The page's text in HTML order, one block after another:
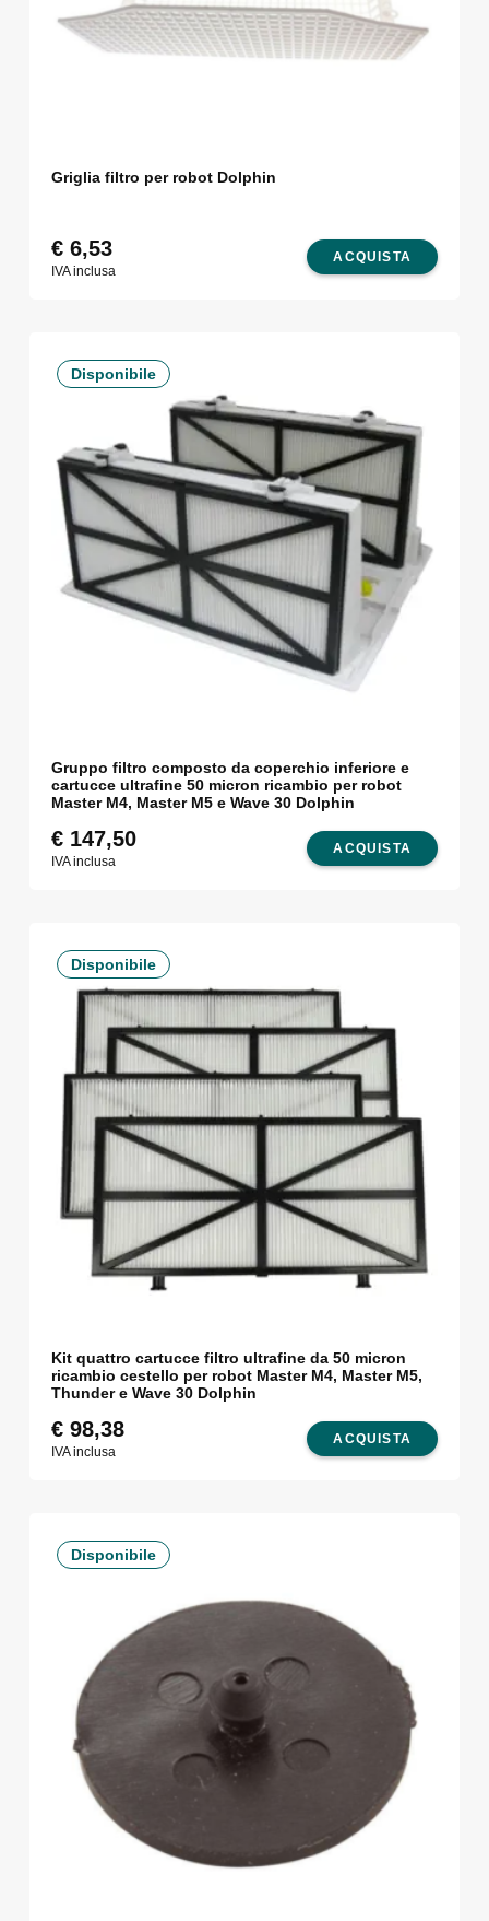
Griglia filtro per robot Dolphin
ACQUISTA
€6,53
IVA inclusa
Disponibile
Gruppo filtro composto da coperchio inferiore e
cartucce ultrafine 50 micron ricambio per robot
Master M4, Master M5 e Wave 30 Dolphin
ACQUISTA
€147,50
IVA inclusa
Disponibile
Kit quattro cartucce filtro ultrafine da 50 micron
ricambio cestello per robot Master M4, Master M5,
Thunder e Wave 30 Dolphin
ACQUISTA
€98,38
IVA inclusa
Disponibile